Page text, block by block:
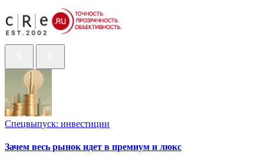
Спецвыпуск: инвестиции
Зачем весь рынок идет в премиум и люкс